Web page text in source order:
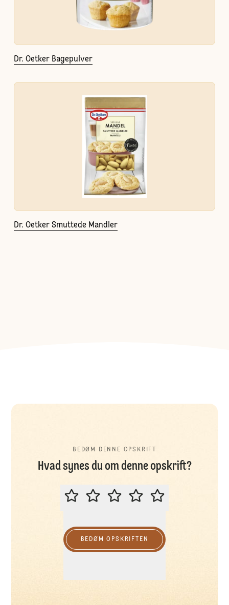
Dr. Oetker Bagepulver
Dr. Oetker Smuttede Mandler
BEDØM DENNE OPSKRIFT
Hvad synes du om denne opskrift?
BEDØM DENNE OPSKRIFT
BEDØM OPSKRIFTEN